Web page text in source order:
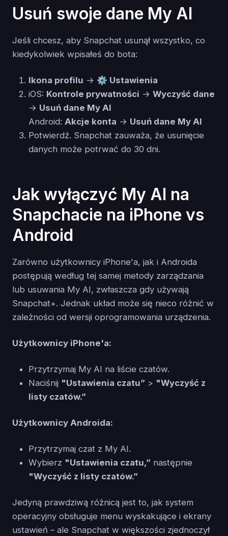
Usuń swoje dane My AI
Jeśli chcesz, aby Snapchat usunął wszystko, co
kiedykolwiek wpisałeś do bota:
Ikona profilu → ⚙️ Ustawienia
iOS: Kontrole prywatności → Wyczyść dane
→ Usuń dane My AI
Android: Akcje konta → Usuń dane My AI
Potwierdź. Snapchat zauważa, że usunięcie
danych może potrwać do 30 dni.
Jak wyłączyć My AI na
Snapchacie na iPhone vs
Android
Zarówno użytkownicy iPhone'a, jak i Androida
postępują według tej samej metody zarządzania
lub usuwania My AI, zwłaszcza gdy używają
Snapchat+. Jednak układ może się nieco różnić w
zależności od wersji oprogramowania urządzenia.
Użytkownicy iPhone'a:
Przytrzymaj My AI na liście czatów.
Naciśnij "Ustawienia czatu” > "Wyczyść z
listy czatów.”
Użytkownicy Androida:
Przytrzymaj czat z My AI.
Wybierz "Ustawienia czatu,” następnie
"Wyczyść z listy czatów.”
Jedyną prawdziwą różnicą jest to, jak system
operacyjny obsługuje menu wyskakujące i ekrany
ustawień – ale Snapchat w większości zjednoczył